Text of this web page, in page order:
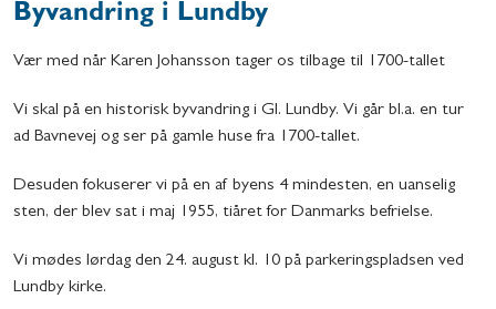
Byvandring i Lundby
Vær med når Karen Johansson tager os tilbage til 1700-tallet
Vi skal på en historisk byvandring i Gl. Lundby. Vi går bl.a. en tur
ad Bavnevej og ser på gamle huse fra 1700-tallet.
Desuden fokuserer vi på en af byens 4 mindesten, en uanselig
sten, der blev sat i maj 1955, tiåret for Danmarks befrielse.
Vi mødes lørdag den 24. august kl. 10 på parkeringspladsen ved
Lundby kirke.